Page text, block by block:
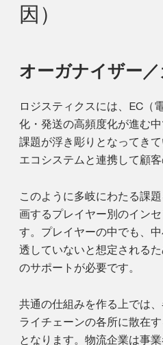
因）
オーガナイザー
ロジスティクスには、EC（
化・発送の高頻度化が進む
課題が浮き彫りとなってき
エコシステムと連携して顧
このように多岐にわたる課
画するプレイヤー別のイン
す。プレイヤーの中でも、
透していないと想定される
のサポートが必要です。
共通の仕組みを作る上では
ライチェーンの各所に散在
となります。物流企業は事